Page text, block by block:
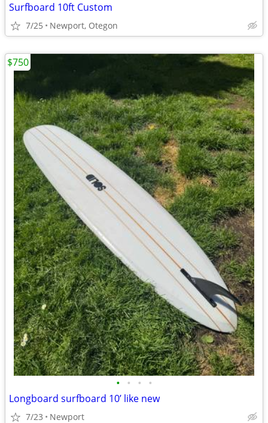
Surfboard 10ft Custom
7/25 Newport, Otegon
• • • •
Longboard surfboard 10’ like new
7/23 Newport
$750